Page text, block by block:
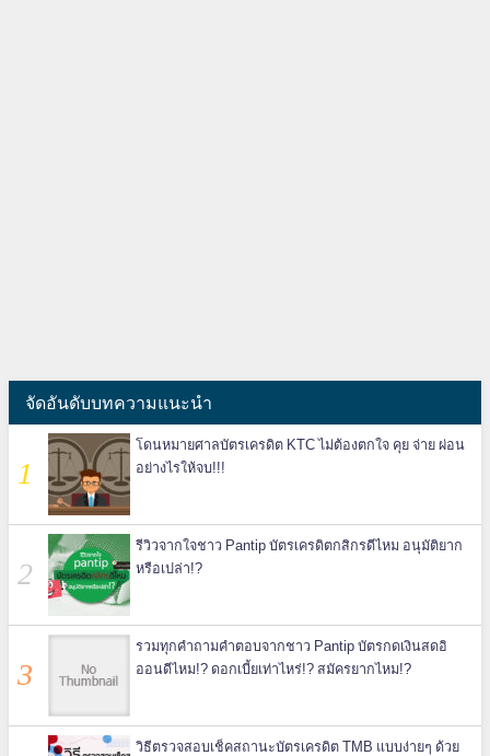
จัดอันดับบทความแนะนำ
โดนหมายศาลบัตรเครดิต KTC ไม่ต้องตกใจ คุย จ่าย ผ่อน
อย่างไรให้จบ!!!
รีวิวจากใจชาว Pantip บัตรเครดิตกสิกรดีไหม อนุมัติยาก
หรือเปล่า!?
รวมทุกคำถามคำตอบจากชาว Pantip บัตรกดเงินสดอิ
ออนดีไหม!? ดอกเบี้ยเท่าไหร่!? สมัครยากไหม!?
วิธีตรวจสอบเช็คสถานะบัตรเครดิต TMB แบบง่ายๆ ด้วย